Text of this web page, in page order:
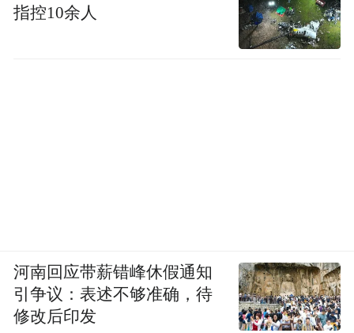
指控10余人
河南回应带薪错峰休假通知
引争议：表述不够准确，待
修改后印发